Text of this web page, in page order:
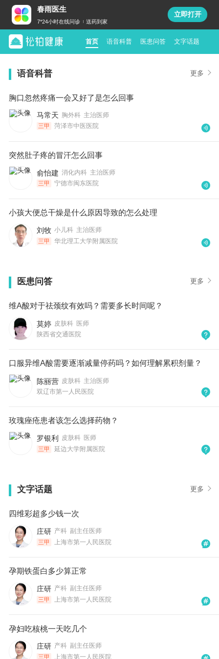
春雨医生
7*24小时在线问诊 送药到家
立即打开
首页 语音科普 医患问答 文字话题
语音科普 更多
胸口忽然疼痛一会又好了是怎么回事
马常天 胸外科 主治医师
三甲 菏泽市中医医院
突然肚子疼的冒汗怎么回事
俞怡建 消化内科 主治医师
三甲 宁德市闽东医院
小孩大便总干燥是什么原因导致的怎么处理
刘牧 小儿科 主治医师
三甲 华北理工大学附属医院
医患问答 更多
维A酸对于祛颈纹有效吗？需要多长时间呢？
莫婷 皮肤科 医师
陕西省交通医院
口服异维A酸需要逐渐减量停药吗？如何理解累积剂量？
陈丽营 皮肤科 主治医师
双辽市第一人民医院
玫瑰痤疮患者该怎么选择药物？
罗银利 皮肤科 医师
三甲 延边大学附属医院
文字话题 更多
四维彩超多少钱一次
庄研 产科 副主任医师
三甲 上海市第一人民医院
孕期铁蛋白多少算正常
庄研 产科 副主任医师
三甲 上海市第一人民医院
孕妇吃核桃一天吃几个
庄研 产科 副主任医师
三甲 上海市第一人民医院